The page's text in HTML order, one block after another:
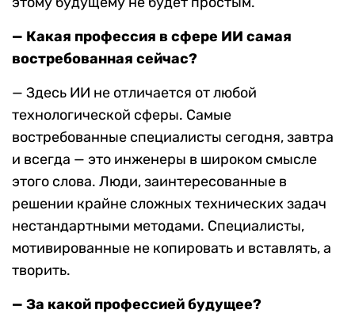
— Какая профессия в сфере ИИ самая
востребованная сейчас?
— Здесь ИИ не отличается от любой
технологической сферы. Самые
востребованные специалисты сегодня, завтра
и всегда — это инженеры в широком смысле
этого слова. Люди, заинтересованные в
решении крайне сложных технических задач
нестандартными методами. Специалисты,
мотивированные не копировать и вставлять, а
творить.
— За какой профессией будущее?